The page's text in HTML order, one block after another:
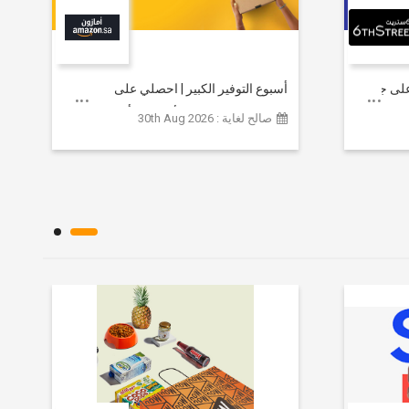
يصل إلى 80% على جميع
أسبوع التوفير الكبير | احصلي على
مستلزمات التجميل الأساسية بأسعار تبدأ
صالح لغاية : 30th Aug 2026